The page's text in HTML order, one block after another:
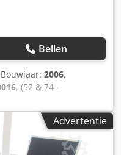
Bellen
2006,
, (52 & 74 -
Soort:
uur (afhankelijk van het
74 met softwarelicentie
(H x B): van 240 x 240
mm - 0,30 mm
Advertentie